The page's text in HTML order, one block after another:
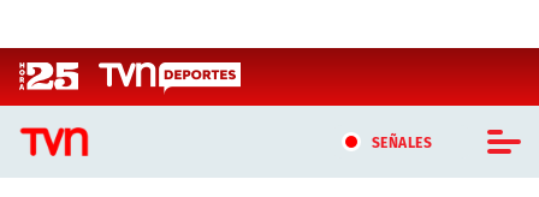
SEÑALES